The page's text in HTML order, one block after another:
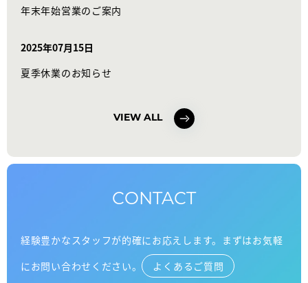
年末年始営業のご案内
2025年07月15日
夏季休業のお知らせ
VIEW ALL
CONTACT
経験豊かなスタッフが的確にお応えします。まずはお気軽
にお問い合わせください。
よくあるご質問